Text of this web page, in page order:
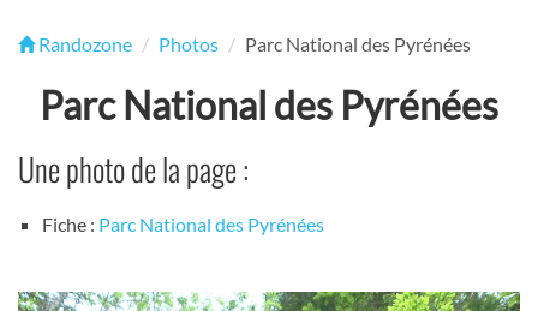
Randozone Photos Parc National des Pyrénées
Parc National des Pyrénées
Une photo de la page :
Fiche : Parc National des Pyrénées